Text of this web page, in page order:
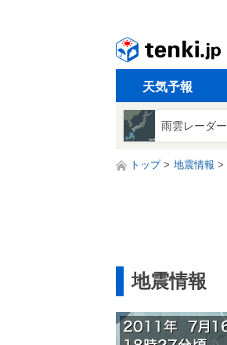
天気予報
雨雲レーダー
トップ 地震情報
地震情報